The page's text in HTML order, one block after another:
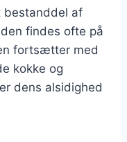
bestanddel af
findes ofte på
fortsætter med
kokke og
dens alsidighed